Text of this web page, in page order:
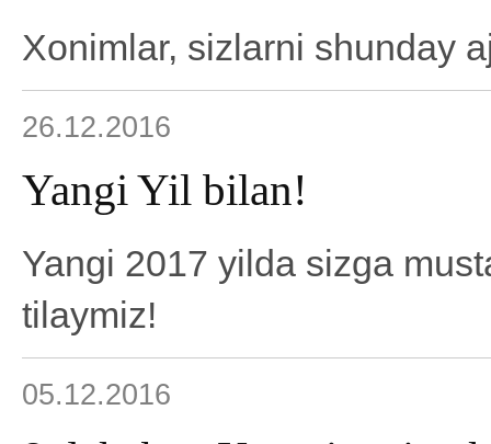
Xonimlar, sizlarni shunday
26.12.2016
Yangi Yil bilan!
Yangi 2017 yilda sizga
tilaymiz!
05.12.2016